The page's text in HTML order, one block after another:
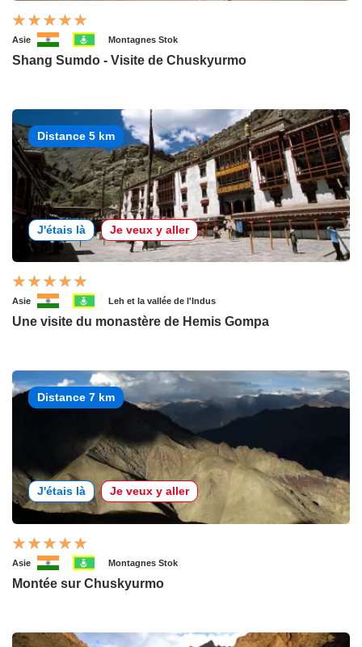
Asie Montagnes Stok
Shang Sumdo - Visite de Chuskyurmo
Distance 5 km
J'étais là Je veux y aller
Asie Leh et la vallée de l'Indus
Une visite du monastère de Hemis Gompa
Distance 7 km
J'étais là Je veux y aller
Asie Montagnes Stok
Montée sur Chuskyurmo